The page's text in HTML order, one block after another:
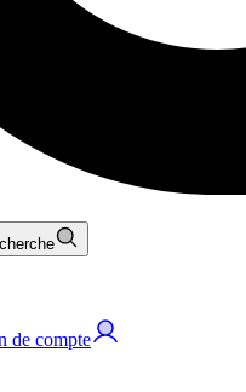
de compte